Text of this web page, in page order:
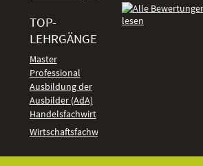
TOP-
LEHRGÄNGE
Master
Professional
Ausbildung der
Ausbilder (AdA)
Handelsfachwirt
Wirtschaftsfachwirt
DeLSt -